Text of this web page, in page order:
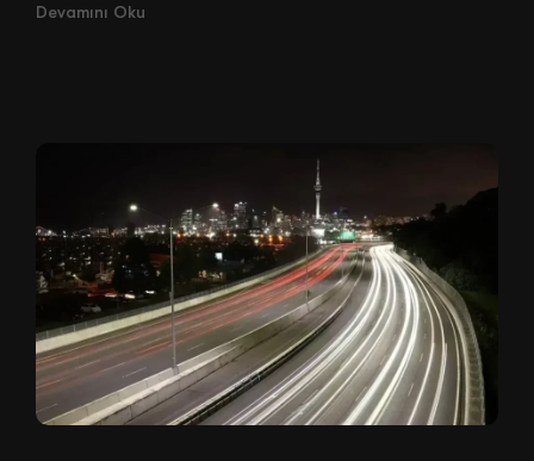
Devamını Oku